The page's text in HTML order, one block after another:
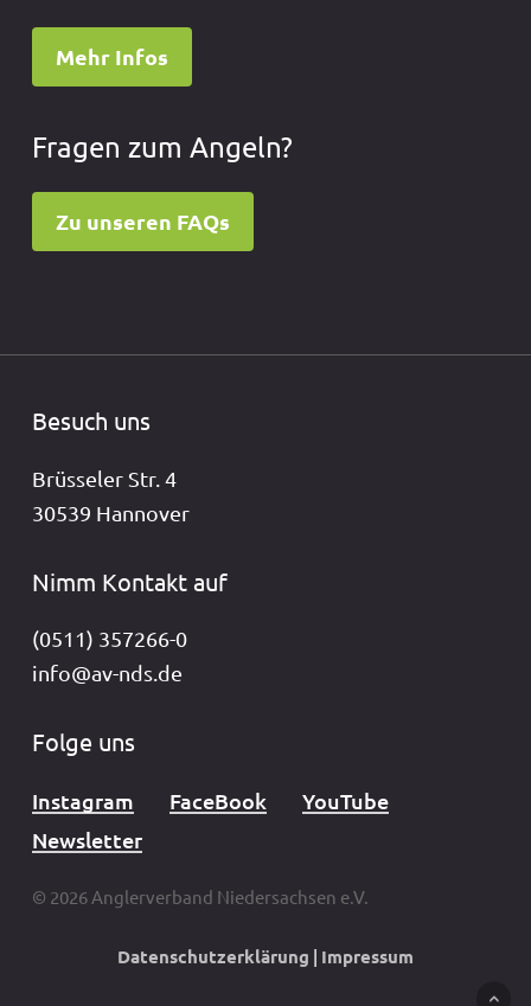
Mehr Infos
Fragen zum Angeln?
Zu unseren FAQs
Besuch uns
Brüsseler Str. 4
30539 Hannover
Nimm Kontakt auf
(0511) 357266-0
info@av-nds.de
Folge uns
Instagram FaceBook
YouTube
Newsletter
© 2026 Anglerverband Niedersachsen e.V.
Datenschutzerklärung | Impressum